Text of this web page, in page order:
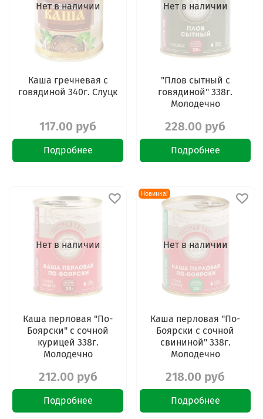
Нет в наличии
Каша гречневая с
говядиной 340г. Слуцк
117.00 руб
Подробнее
Нет в наличии
"Плов сытный с
говядиной" 338г.
Молодечно
228.00 руб
Подробнее
Нет в наличии
Каша перловая "По-
Боярски" с сочной
курицей 338г.
Молодечно
212.00 руб
Подробнее
Нет в наличии
Новинка!
Каша перловая "По-
Боярски с сочной
свининой" 338г.
Молодечно
218.00 руб
Подробнее